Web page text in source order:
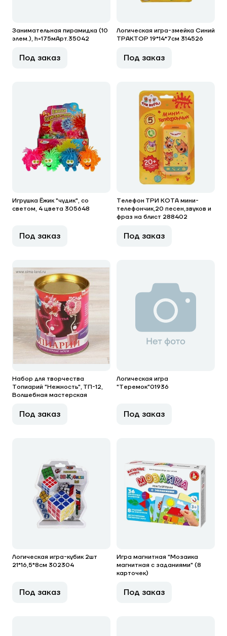
Занимательная пирамидка (10
элем.), h=175мАрт.35042
Под заказ
Логическая игра-змейка Синий
ТРАКТОР 19*14*7см 314526
Под заказ
Игрушка Ёжик "чудик", со
светом, 4 цвета 305648
Под заказ
Телефон ТРИ КОТА мини-
телефончик,20 песен,звуков и
фраз на блист 288402
Под заказ
Набор для творчества
Топиарий "Нежность", ТП-12,
Волшебная мастерская
Под заказ
Логическая игра
"Теремок"01936
Под заказ
Логическая игра-кубик 2шт
21*16,5*8см 302304
Под заказ
Игра магнитная "Мозаика
магнитная с заданиями" (8
карточек)
Под заказ